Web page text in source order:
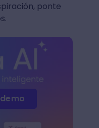
ponte